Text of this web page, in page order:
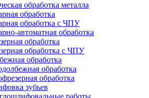
обработка металла
обработка
обработка с ЧПУ
автоматная обработка
обработка
обработка c ЧПУ
обработка
обработка
обработка
зубьев